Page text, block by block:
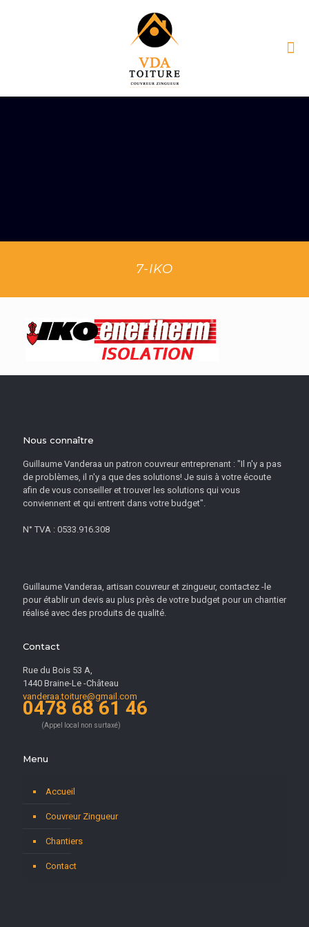
7-IKO
Nous connaître
Guillaume Vanderaa un patron couvreur entreprenant : "Il n'y a pas
de problèmes, il n'y a que des solutions! Je suis à votre écoute
afin de vous conseiller et trouver les solutions qui vous
conviennent et qui entrent dans votre budget".
N° TVA : 0533.916.308
Guillaume Vanderaa, artisan couvreur et zingueur, contactez -le
pour établir un devis au plus près de votre budget pour un chantier
réalisé avec des produits de qualité.
Contact
Rue du Bois 53 A,
1440 Braine-Le -Château
vanderaa.toiture@gmail.com
0478 68 61 46
(Appel local non surtaxé)
Menu
Accueil
Couvreur Zingueur
Chantiers
Contact